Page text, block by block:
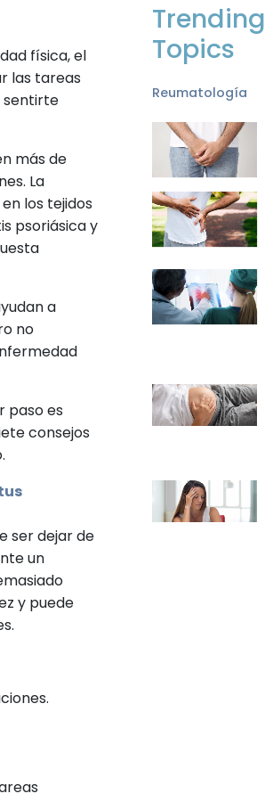
física, el
las tareas
sentirte
más de
La
los tejidos
psoriásica y
a
no
paso es
consejos
ser dejar de
un
y puede
Trending
Topics
Reumatología